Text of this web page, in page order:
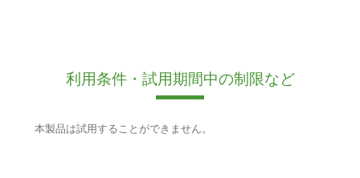
利用条件・試用期間中の制限など
本製品は試用することができません。